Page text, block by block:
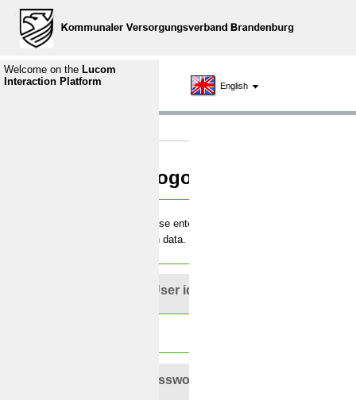
English
Welcome on the Lucom
Interaction Platform
Logon
Please enter your
login data.
User id
Password